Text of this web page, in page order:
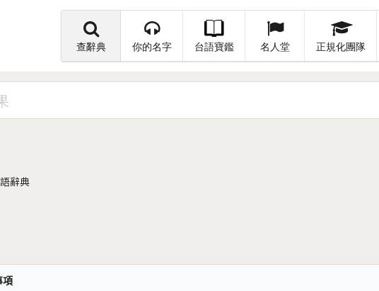
查辭典 你的名字 台語寶鑑 名人堂 正規化團隊
辭典
項